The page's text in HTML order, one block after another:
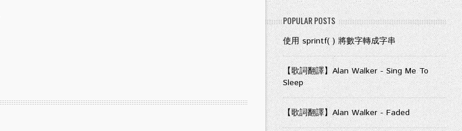
POPULAR POSTS
使用 sprintf( ) 將數字轉成字串
【歌詞翻譯】Alan Walker - Sing Me To
Sleep
【歌詞翻譯】Alan Walker - Faded